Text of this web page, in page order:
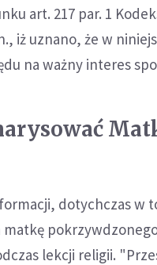
art. 217 par. 1
iż uznano, że w
na ważny interes
dotychczas w
lekcji religii.